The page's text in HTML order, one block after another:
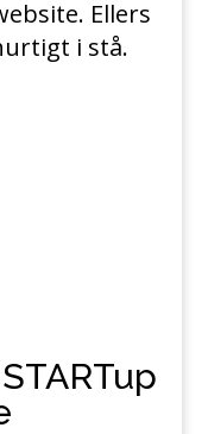
Ellers
i stå.